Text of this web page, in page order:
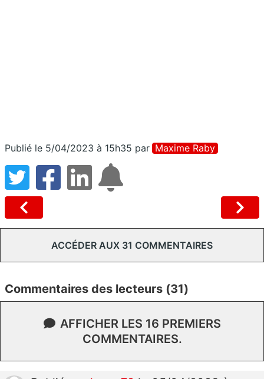
Publié le 5/04/2023 à 15h35 par Maxime Raby
ACCÉDER AUX 31 COMMENTAIRES
Commentaires des lecteurs (31)
AFFICHER LES 16 PREMIERS
COMMENTAIRES.